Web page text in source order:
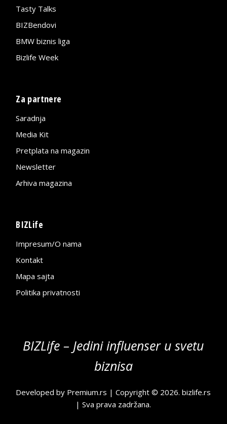
Tasty Talks
BIZBendovi
BMW biznis liga
Bizlife Week
Za partnere
Saradnja
Media Kit
Pretplata na magazin
Newsletter
Arhiva magazina
BIZLife
Impresum/O nama
Kontakt
Mapa sajta
Politika privatnosti
BIZLife – Jedini influenser u svetu
biznisa
Developed by Premium.rs | Copyright © 2026.bizlife.rs
| Sva prava zadržana.